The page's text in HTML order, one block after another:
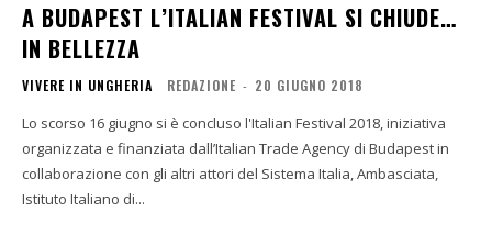
A BUDAPEST L’ITALIAN FESTIVAL SI CHIUDE…
IN BELLEZZA
VIVERE IN UNGHERIA REDAZIONE - 20 GIUGNO 2018
Lo scorso 16 giugno si è concluso l'Italian Festival 2018, iniziativa
organizzata e finanziata dall’Italian Trade Agency di Budapest in
collaborazione con gli altri attori del Sistema Italia, Ambasciata,
Istituto Italiano di...